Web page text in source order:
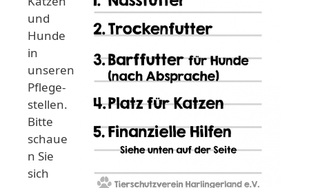
und
Hunde
in
unseren
Pflege-
stellen.
Bitte
schaue
n Sie
sich